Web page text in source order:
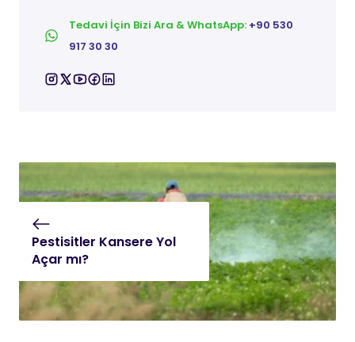
Tedavi İçin Bizi Ara & WhatsApp: +90 530
917 30 30
Pestisitler Kansere Yol
Açar mı?